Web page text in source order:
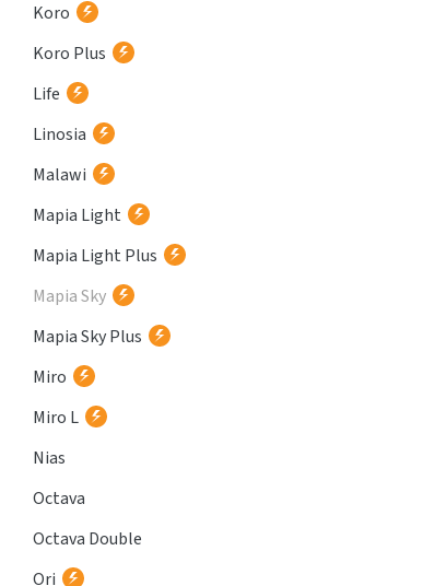
Koro
Koro Plus
Life
Linosia
Malawi
Mapia Light
Mapia Light Plus
Mapia Sky
Mapia Sky Plus
Miro
Miro L
Nias
Octava
Octava Double
Ori